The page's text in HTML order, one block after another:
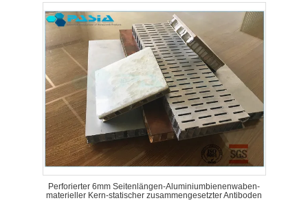
Perforierter 6mm Seitenlängen-Aluminiumbienenwaben-
materieller Kern-statischer zusammengesetzter Antiboden